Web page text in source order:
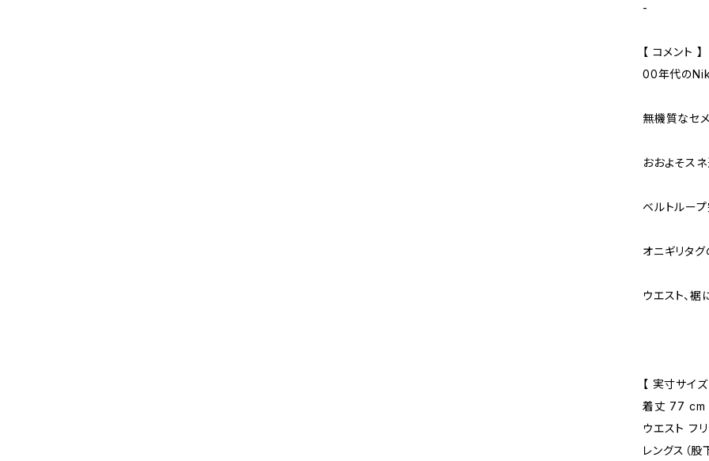
-
【 コメント 】
00年代の
無機質なセ
おおよそス
ベルトルー
オニギリタ
ウエスト、
【 実寸サイズ
着丈 77 cm
ウエスト フ
レングス（股